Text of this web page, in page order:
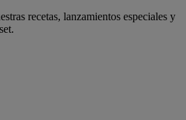
recetas, lanzamientos especiales y